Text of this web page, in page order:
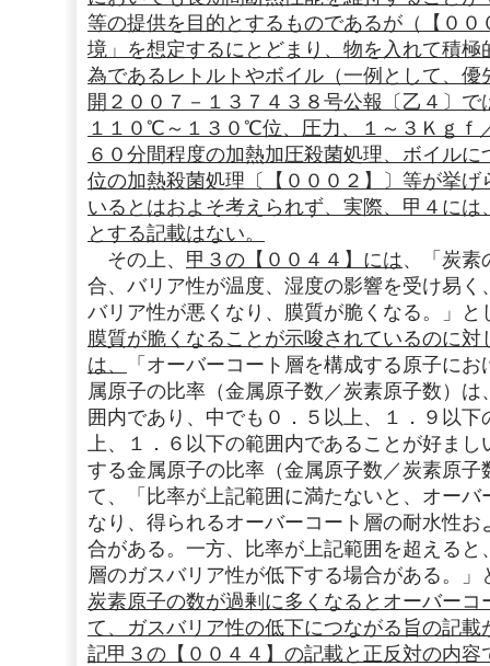
等の提供を目的とするものであるが（【０
境」を想定するにとどまり、物を入れて積
為であるレトルトやボイル（一例として、
開２００７－１３７４３８号公報〔乙４〕
１１０℃～１３０℃位、圧力、１～３Ｋｇｆ
６０分間程度の加熱加圧殺菌処理、ボイル
位の加熱殺菌処理〔【０００２】〕等が挙
いるとはおよそ考えられず、実際、甲４に
とする記載はない。
その上、 甲３の【００４４】には、「炭素
合、バリア性が温度、湿度の影響を受け易
バリア性が悪くなり、膜質が脆くなる。」と
膜質が脆くなることが示唆されているのに
は、
「オーバーコート層を構成する原子に
属原子の比率（金属原子数／炭素原子数）
囲内であり、中でも０．５以上、１．９以
上、１．６以下の範囲内であることが好ま
する金属原子の比率（金属原子数／炭素原
て、「比率が上記範囲に満たないと、オー
なり、得られるオーバーコート層の耐水性
合がある。一方、比率が上記範囲を超える
層のガスバリア性が低下する場合がある。」
炭素原子の数が過剰に多くなるとオーバー
て、ガスバリア性の低下につながる旨の記
記甲３の【００４４】の記載と正反対の内容